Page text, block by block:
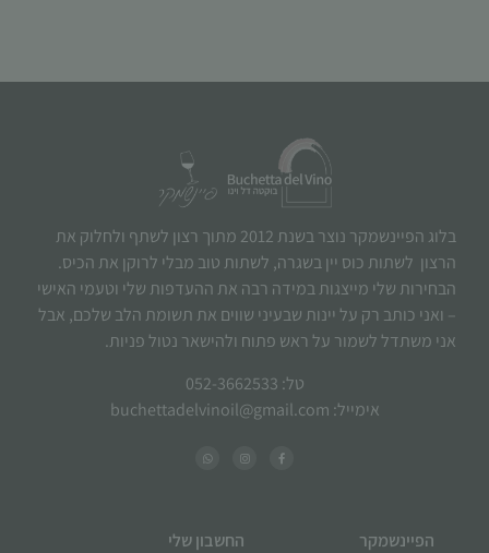
בלוג הפיינשמקר נוצר בשנת 2012 מתוך רצון לשתף ולחלוק את
הרצון לשתות כוס יין בשגרה, לשתות טוב מבלי לרוקן את הכיס.
הבחירות שלי מייצגות במידה רבה את ההעדפות שלי וטעמי האישי
– ואני כותב רק על יינות שבעיני שווים את תשומת הלב שלכם, אבל
אני משתדל לשמור על ראש פתוח ולהישאר נטול פניות.
טל: 052-3662533
אימייל: buchettadelvinoil@gmail.com
הפיינשמקר
החשבון שלי